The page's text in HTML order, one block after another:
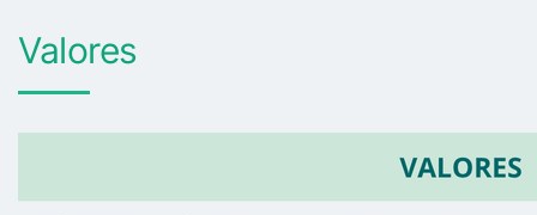
Valores